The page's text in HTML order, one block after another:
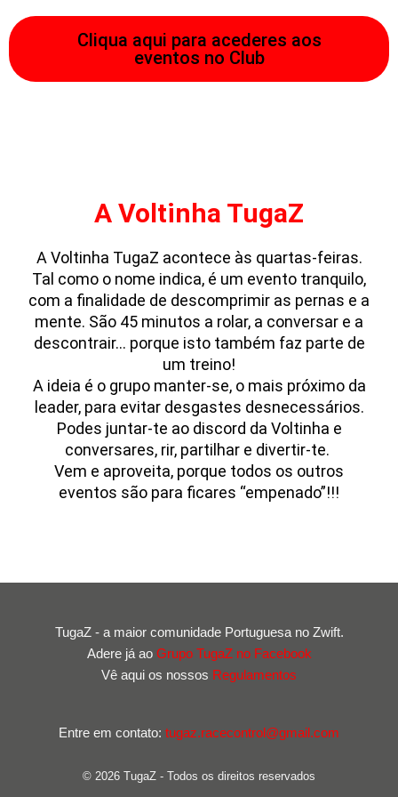
Cliqua aqui para acederes aos
eventos no Club
A Voltinha TugaZ
A Voltinha TugaZ acontece às quartas-feiras.
Tal como o nome indica, é um evento tranquilo,
com a finalidade de descomprimir as pernas e a
mente. São 45 minutos a rolar, a conversar e a
descontrair… porque isto também faz parte de
um treino!
A ideia é o grupo manter-se, o mais próximo da
leader, para evitar desgastes desnecessários.
Podes juntar-te ao discord da Voltinha e
conversares, rir, partilhar e divertir-te.
Vem e aproveita, porque todos os outros
eventos são para ficares “empenado”!!!
TugaZ - a maior comunidade Portuguesa no Zwift.
Adere já ao Grupo TugaZ no Facebook
Vê aqui os nossos Regulamentos
Entre em contato: tugaz.racecontrol@gmail.com
© 2026 TugaZ - Todos os direitos reservados